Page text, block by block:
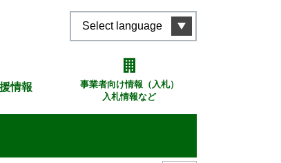
Select language
情報
事業者向け情報（入札）
入札情報など